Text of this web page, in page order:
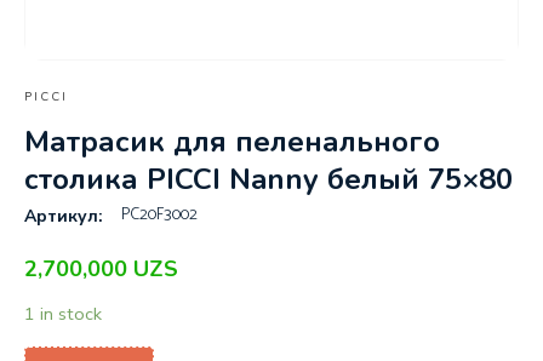
PICCI
Матрасик для пеленального
столика PICCI Nanny белый 75×80
Артикул: PC20F3002
2,700,000 UZS
1 in stock